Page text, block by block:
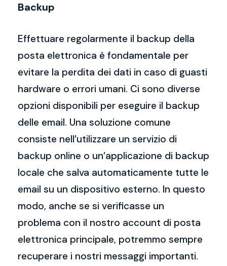
Backup
Effettuare regolarmente il backup della
posta elettronica è fondamentale per
evitare la perdita dei dati in caso di guasti
hardware o errori umani. Ci sono diverse
opzioni disponibili per eseguire il backup
delle email. Una soluzione comune
consiste nell’utilizzare un servizio di
backup online o un’applicazione di backup
locale che salva automaticamente tutte le
email su un dispositivo esterno. In questo
modo, anche se si verificasse un
problema con il nostro account di posta
elettronica principale, potremmo sempre
recuperare i nostri messaggi importanti.